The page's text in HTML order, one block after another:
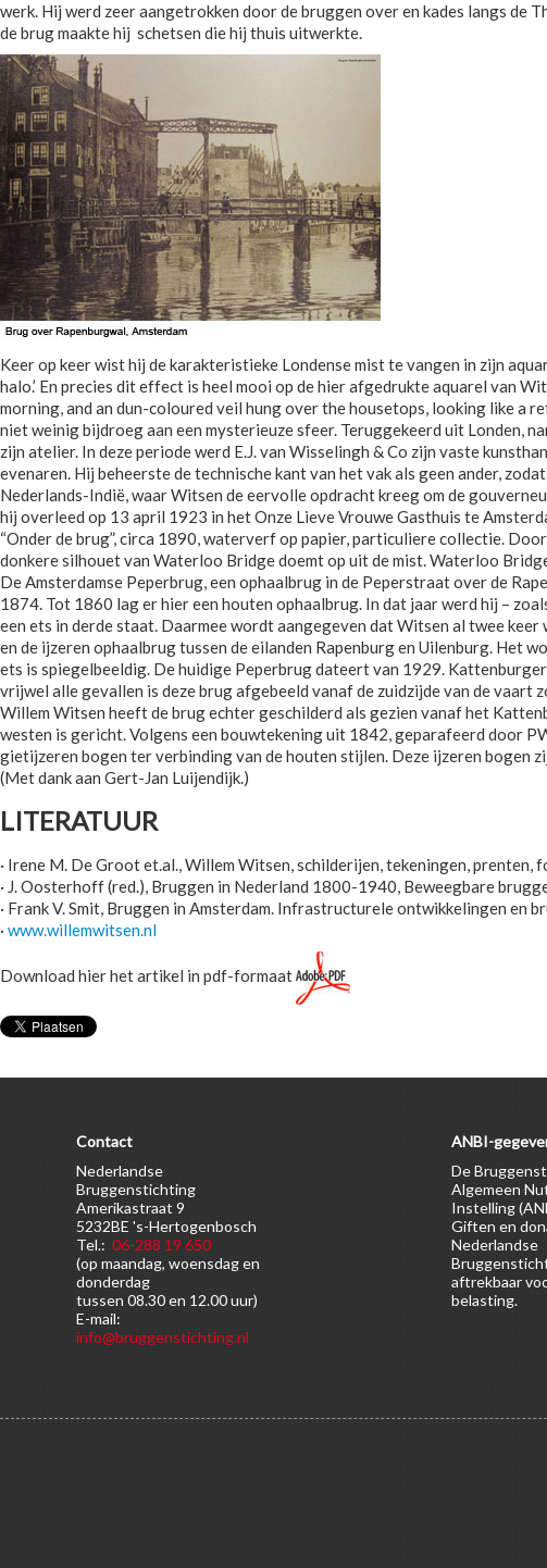
werk. Hij werd zeer aangetrokken door de bruggen over en kades langs de
de brug maakte hij schetsen die hij thuis uitwerkte.
Keer op keer wist hij de karakteristieke Londense mist te vangen in zijn
halo.’ En precies dit effect is heel mooi op de hier afgedrukte aquarel van
morning, and an dun-coloured veil hung over the housetops, looking like a
niet weinig bijdroeg aan een mysterieuze sfeer. Teruggekeerd uit Londen,
zijn atelier. In deze periode werd E.J. van Wisselingh & Co zijn vaste
evenaren. Hij beheerste de technische kant van het vak als geen ander,
Nederlands-Indië, waar Witsen de eervolle opdracht kreeg om de
hij overleed op 13 april 1923 in het Onze Lieve Vrouwe Gasthuis te
“Onder de brug”, circa 1890, waterverf op papier, particuliere collectie.
donkere silhouet van Waterloo Bridge doemt op uit de mist. Waterloo
De Amsterdamse Peperbrug, een ophaalbrug in de Peperstraat over de
1874. Tot 1860 lag er hier een houten ophaalbrug. In dat jaar werd hij –
een ets in derde staat. Daarmee wordt aangegeven dat Witsen al twee
en de ijzeren ophaalbrug tussen de eilanden Rapenburg en Uilenburg. Het
ets is spiegelbeeldig. De huidige Peperbrug dateert van 1929.
vrijwel alle gevallen is deze brug afgebeeld vanaf de zuidzijde van de vaart
Willem Witsen heeft de brug echter geschilderd als gezien vanaf het
westen is gericht. Volgens een bouwtekening uit 1842, geparafeerd door
gietijzeren bogen ter verbinding van de houten stijlen. Deze ijzeren bogen
(Met dank aan Gert-Jan Luijendijk.)
LITERATUUR
· Irene M. De Groot et.al., Willem Witsen, schilderijen, tekeningen, prenten,
· J. Oosterhoff (red.), Bruggen in Nederland 1800-1940, Beweegbare
· Frank V. Smit, Bruggen in Amsterdam. Infrastructurele ontwikkelingen
· www.willemwitsen.nl
Download hier het artikel in pdf-formaat
Contact
Nederlandse
Bruggenstichting
Amerikastraat 9
5232BE 's-Hertogenbosch
Tel.: 06-288 19 650
(op maandag, woensdag en
donderdag
tussen 08.30 en 12.00 uur)
E-mail:
info@bruggenstichting.nl
ANBI-
De
Algemeen
Instelling
Giften en
Nederlandse
aftrekbaar
belasting.